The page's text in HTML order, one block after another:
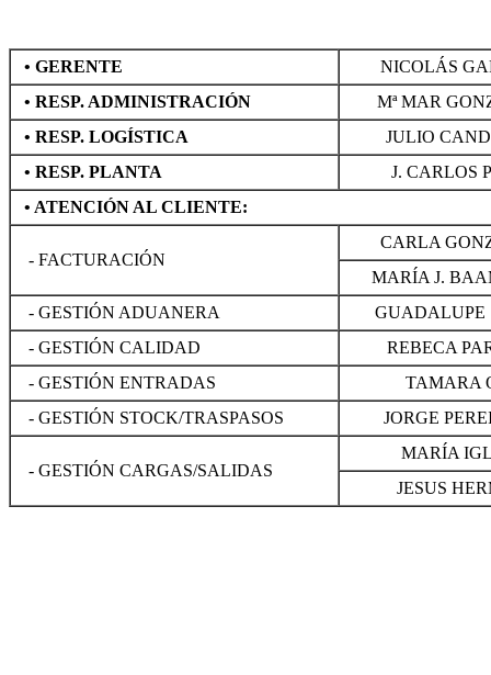
• GERENTE
NICOLÁS
• RESP. ADMINISTRACIÓN
Mª MAR
• RESP. LOGÍSTICA
JULIO
• RESP. PLANTA
J. CARLOS
• ATENCIÓN AL CLIENTE:
- FACTURACIÓN
CARLA
MARÍA J.
- GESTIÓN ADUANERA
GUADALUPE
- GESTIÓN CALIDAD
REBECA
- GESTIÓN ENTRADAS
TAMARA
- GESTIÓN STOCK/TRASPASOS
JORGE
- GESTIÓN CARGAS/SALIDAS
MARÍA
JESUS